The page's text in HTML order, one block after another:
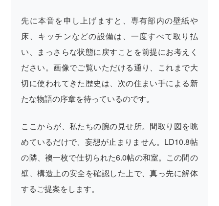
先に本音を申し上げますと、専有部内の壁紙や
床、キッチンなどの設備は、一度すべて取り払
い、まっさらな状態に戻すことを前提にお考えく
ださい。画像でご覧いただける通り、これまで大
切に使われてきた歴史は、次の住まい手による新
たな物語の序章を待っているのです。
ここからが、私たちの腕の見せ所。間取り図を眺
めているだけで、妄想が止まりません。LD10.8帖
の隣、襖一枚で仕切られた6.0帖の和室。この間の
壁、構造上の安全を確認した上で、真っ先に解体
するご提案をします。